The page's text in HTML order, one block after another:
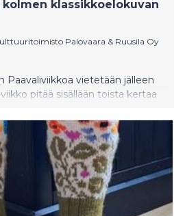
klassikkoelokuvan
Palovaara & Ruusila Oy
Paavaliviikkoa vietetään jälleen
pitää sisällään toista kertaa
tiistaina 3. maaliskuuta
ValoA-kuvakonsertti. Kolmena
elokuvat Äideistä parhain
Åmål (ohjaus Lukas
väriä: Sininen (ohjaus Krzysztof
tiivistyvät kirkkoherra Kari
leffojen teemoista kumpuaviin